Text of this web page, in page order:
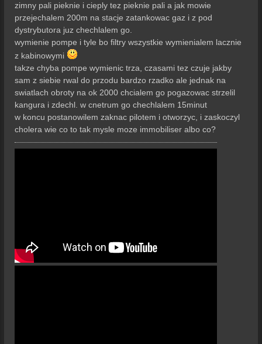
zimny pali pieknie i cieply tez pieknie pali a jak mowie
przejechalem 200m na stacje zatankowac gaz i z pod
dystrybutora juz chechlalem go.
wymienie pompe i tyle bo filtry wszystkie wymienialem lacznie
z kabinowymi
takze chyba pompe wymienic trza, czasami tez czuje jakby
sam z siebie rwal do przodu bardzo rzadko ale jednak na
swiatlach obroty na ok 2000 chcialem go pogazowac strzelil
kangura i zdechl. w cnetrum go chechlalem 15minut
w koncu postanowilem zaknac pilotem i otworzyc, i zaskoczyl
cholera wie co to tak mysle moze immobiliser albo co?